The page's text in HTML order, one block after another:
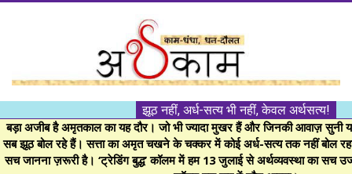
।।
अर्थकाम।।
झूठ नहीं, अर्ध-सत्य भी नहीं, केवल अर्थसत्य!
बड़ा अजीब है अमृतकाल का यह दौर। जो भी ज्यादा मुखर हैं और जिनकी आवाज़ सुनी
सब झूठ बोल रहे हैं। सत्ता का अमृत चखने के चक्कर में कोई अर्ध-सत्य तक नहीं बोल
सच जानना ज़रूरी है। ‘ट्रेडिंग बुद्ध’ कॉलम में हम 13 जुलाई से अर्थव्यवस्था का सच